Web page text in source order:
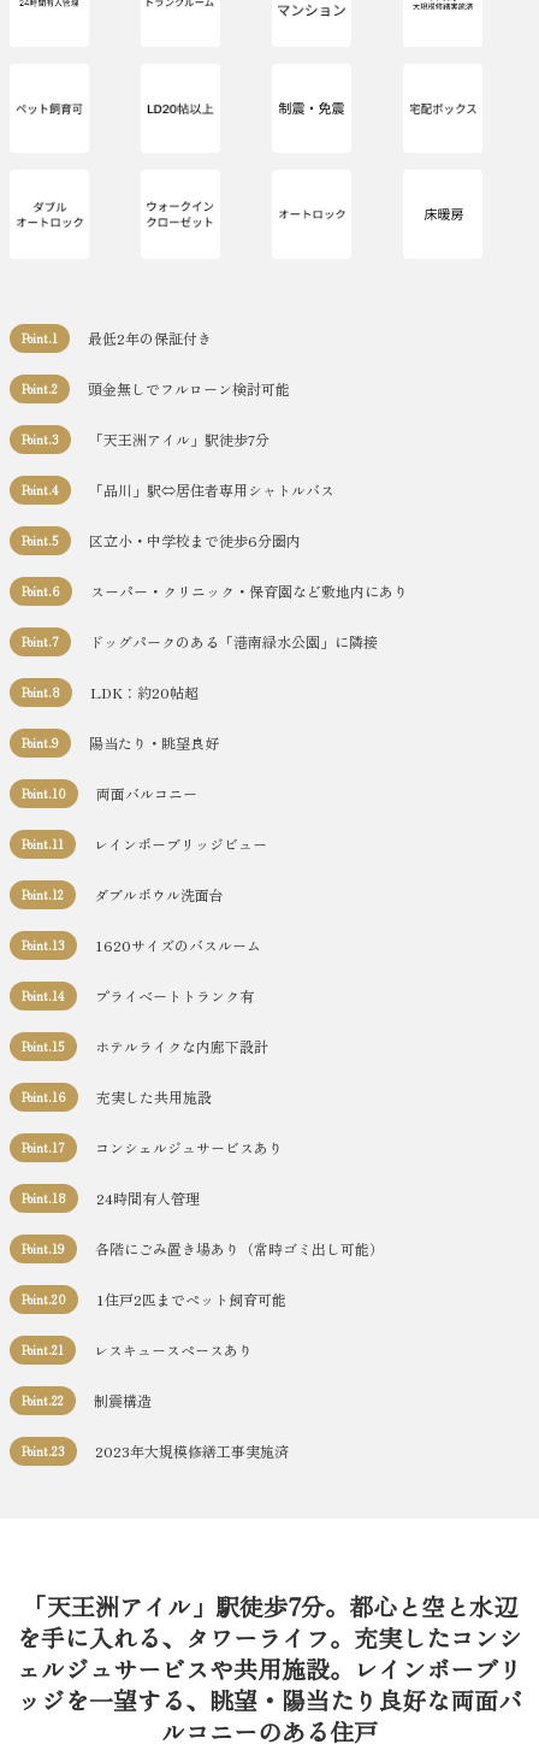
Point.1 最低2年の保証付き
Point.2 頭金無しでフルローン検討可能
Point.3 「天王洲アイル」駅徒歩7分
Point.4 「品川」駅⇔居住者専用シャトルバス
Point.5 区立小・中学校まで徒歩6分圏内
Point.6 スーパー・クリニック・保育園など敷地内にあり
Point.7 ドッグパークのある「港南緑水公園」に隣接
Point.8 LDK：約20帖超
Point.9 陽当たり・眺望良好
Point.10 両面バルコニー
Point.11 レインボーブリッジビュー
Point.12 ダブルボウル洗面台
Point.13 1620サイズのバスルーム
Point.14 プライベートトランク有
Point.15 ホテルライクな内廊下設計
Point.16 充実した共用施設
Point.17 コンシェルジュサービスあり
Point.18 24時間有人管理
Point.19 各階にごみ置き場あり（常時ゴミ出し可能）
Point.20 1住戸2匹までペット飼育可能
Point.21 レスキュースペースあり
Point.22 制震構造
Point.23 2023年大規模修繕工事実施済
「天王洲アイル」駅徒歩7分。都心と空と水辺
を手に入れる、タワーライフ。充実したコンシ
ェルジュサービスや共用施設。レインボーブリ
ッジを一望する、眺望・陽当たり良好な両面バ
ルコニーのある住戸